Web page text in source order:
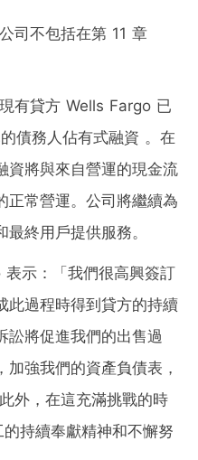
司不包括在第 11 章
有貸方 Wells Fargo 已
債務人佔有式融資 。在
資將與來自營運的現金流
正常營運。公司將繼續為
終用戶提供服務。
表示：「我們很高興簽訂
此過程時得到貸方的持續
訟將促進我們的出售過
強我們的資產負債表，
外，在這充滿挑戰的時
持續奉獻精神和不懈努